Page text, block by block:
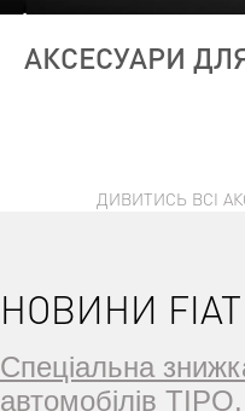
АКСЕСУАРИ
ДИВИТИСЬ ВСІ
НОВИНИ FIAT
Спеціальна
автомобілів